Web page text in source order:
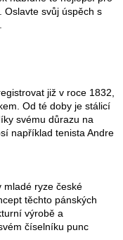
Oslavte svůj úspěch s
již v roce 1832,
Od té doby je stálicí
svému důrazu na
například tenista Andre
mladé ryze české
těchto pánských
výrobě a
číselníku punc